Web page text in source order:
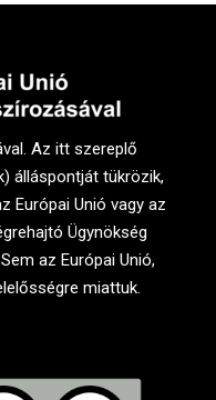
Az itt szereplő
álláspontját tükrözik,
Európai Unió vagy az
Ügynökség
az Európai Unió,
miattuk.